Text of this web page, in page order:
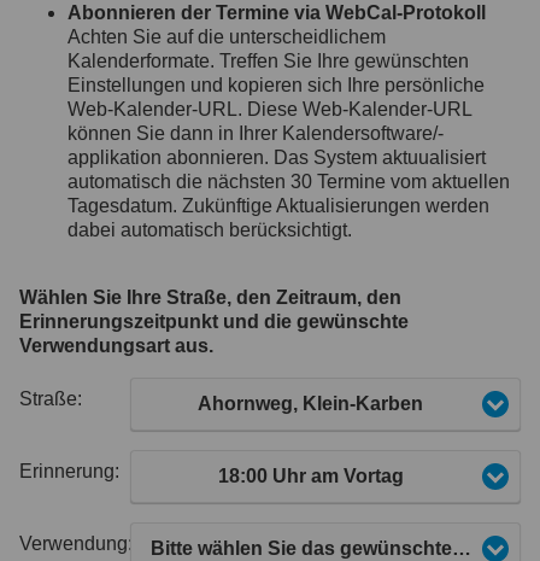
Abonnieren der Termine via WebCal-Protokoll
Achten Sie auf die unterscheidlichem
Kalenderformate. Treffen Sie Ihre gewünschten
Einstellungen und kopieren sich Ihre persönliche
Web-Kalender-URL. Diese Web-Kalender-URL
können Sie dann in Ihrer Kalendersoftware/-
applikation abonnieren. Das System aktuualisiert
automatisch die nächsten 30 Termine vom aktuellen
Tagesdatum. Zukünftige Aktualisierungen werden
dabei automatisch berücksichtigt.
Wählen Sie Ihre Straße, den Zeitraum, den
Erinnerungszeitpunkt und die gewünschte
Verwendungsart aus.
Straße: Ahornweg, Klein-Karben
Erinnerung: 18:00 Uhr am Vortag
Verwendung: Bitte wählen Sie das gewünschte Kalenderformat aus